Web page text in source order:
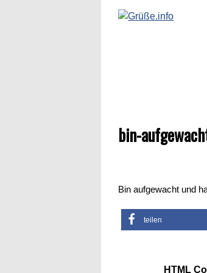
bin-
Bin aufgewacht und
teilen
HTML